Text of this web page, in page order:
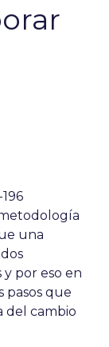
una
y por eso en
pasos que
del cambio